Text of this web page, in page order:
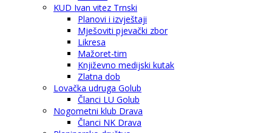
KUD Ivan vitez Trnski
Planovi i izvještaji
Mješoviti pjevački zbor
Likresa
Mažoret-tim
Književno medijski kutak
Zlatna dob
Lovačka udruga Golub
Članci LU Golub
Nogometni klub Drava
Članci NK Drava